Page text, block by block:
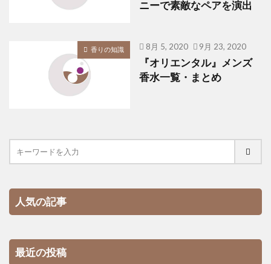
ニーで素敵なペアを演出
香りの知識 8月 5, 2020 9月 23, 2020
『オリエンタル』メンズ
香水一覧・まとめ
人気の記事
最近の投稿